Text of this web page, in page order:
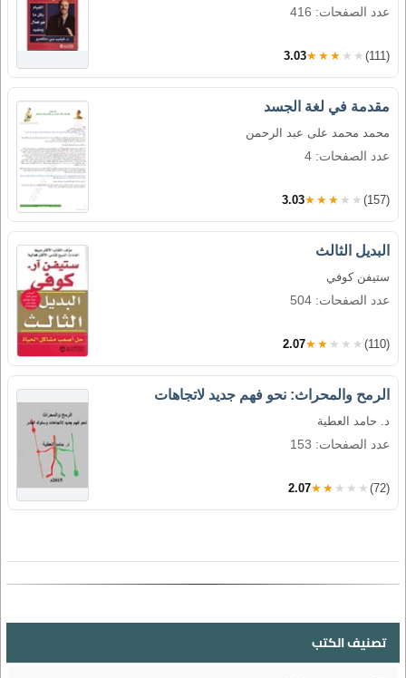
عدد الصفحات: 416
3.03★★★★★ (111)
مقدمة في لغة الجسد
محمد محمد على عبد الرحمن
عدد الصفحات: 4
3.03★★★★★ (157)
البديل الثالث
ستيفن كوفي
عدد الصفحات: 504
2.07★★★★★ (110)
الرمح والمحراث: نحو فهم جديد لاتجاهات
د. حامد العطية
عدد الصفحات: 153
2.07★★★★★ (72)
تصنيف الكتب